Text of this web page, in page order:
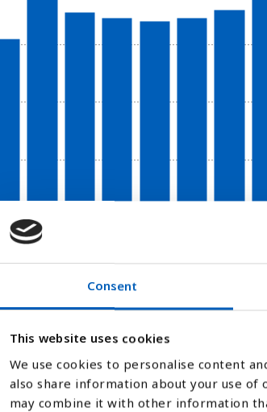
Consent
This website uses cookies
We use cookies to personalise content
also share information about your use of
may combine it with other information
2002 2003